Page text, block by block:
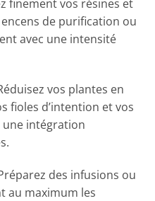
finement vos résines et
de purification ou
avec une intensité
vos plantes en
fioles d’intention et vos
une intégration
des infusions ou
au maximum les